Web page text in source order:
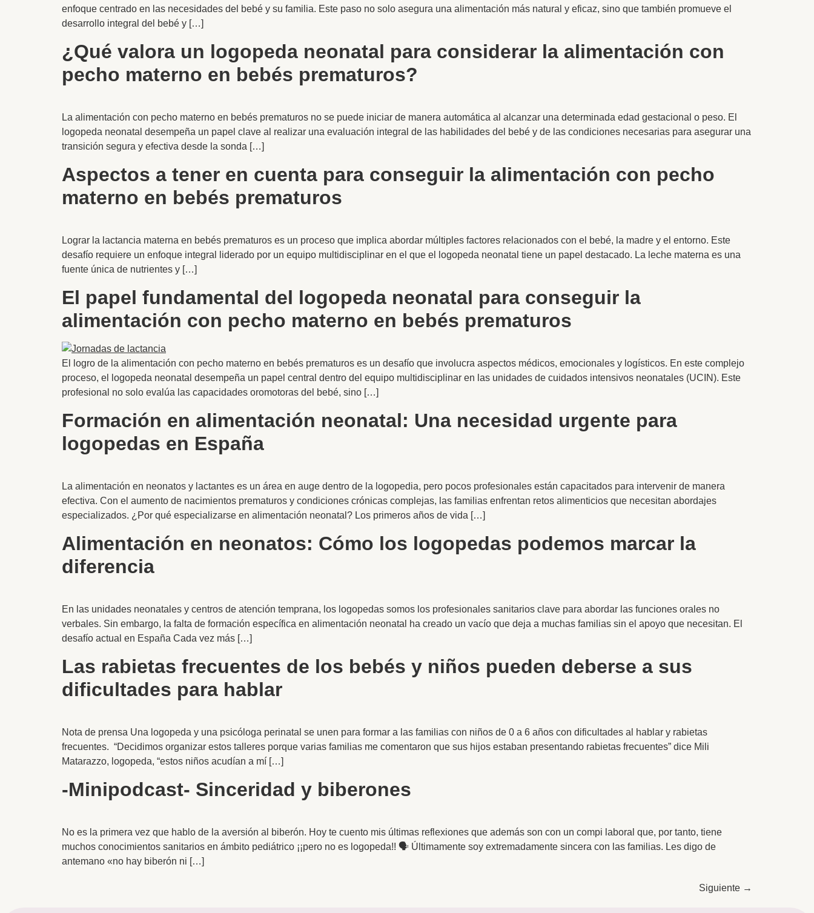
enfoque centrado en las necesidades del bebé y su familia. Este paso no solo asegura una alimentación más natural y eficaz, sino que también promueve el
desarrollo integral del bebé y […]
¿Qué valora un logopeda neonatal para considerar la alimentación con
pecho materno en bebés prematuros?
La alimentación con pecho materno en bebés prematuros no se puede iniciar de manera automática al alcanzar una determinada edad gestacional o peso. El
logopeda neonatal desempeña un papel clave al realizar una evaluación integral de las habilidades del bebé y de las condiciones necesarias para asegurar una
transición segura y efectiva desde la sonda […]
Aspectos a tener en cuenta para conseguir la alimentación con pecho
materno en bebés prematuros
Lograr la lactancia materna en bebés prematuros es un proceso que implica abordar múltiples factores relacionados con el bebé, la madre y el entorno. Este
desafío requiere un enfoque integral liderado por un equipo multidisciplinar en el que el logopeda neonatal tiene un papel destacado. La leche materna es una
fuente única de nutrientes y […]
El papel fundamental del logopeda neonatal para conseguir la
alimentación con pecho materno en bebés prematuros
El logro de la alimentación con pecho materno en bebés prematuros es un desafío que involucra aspectos médicos, emocionales y logísticos. En este complejo
proceso, el logopeda neonatal desempeña un papel central dentro del equipo multidisciplinar en las unidades de cuidados intensivos neonatales (UCIN). Este
profesional no solo evalúa las capacidades oromotoras del bebé, sino […]
Formación en alimentación neonatal: Una necesidad urgente para
logopedas en España
La alimentación en neonatos y lactantes es un área en auge dentro de la logopedia, pero pocos profesionales están capacitados para intervenir de manera
efectiva. Con el aumento de nacimientos prematuros y condiciones crónicas complejas, las familias enfrentan retos alimenticios que necesitan abordajes
especializados. ¿Por qué especializarse en alimentación neonatal? Los primeros años de vida […]
Alimentación en neonatos: Cómo los logopedas podemos marcar la
diferencia
En las unidades neonatales y centros de atención temprana, los logopedas somos los profesionales sanitarios clave para abordar las funciones orales no
verbales. Sin embargo, la falta de formación específica en alimentación neonatal ha creado un vacío que deja a muchas familias sin el apoyo que necesitan. El
desafío actual en España Cada vez más […]
Las rabietas frecuentes de los bebés y niños pueden deberse a sus
dificultades para hablar
Nota de prensa Una logopeda y una psicóloga perinatal se unen para formar a las familias con niños de 0 a 6 años con dificultades al hablar y rabietas
frecuentes. “Decidimos organizar estos talleres porque varias familias me comentaron que sus hijos estaban presentando rabietas frecuentes” dice Mili
Matarazzo, logopeda, “estos niños acudían a mí […]
-Minipodcast- Sinceridad y biberones
No es la primera vez que hablo de la aversión al biberón. Hoy te cuento mis últimas reflexiones que además son con un compi laboral que, por tanto, tiene
muchos conocimientos sanitarios en ámbito pediátrico ¡¡pero no es logopeda!! 🗣️ Últimamente soy extremadamente sincera con las familias. Les digo de
antemano «no hay biberón ni […]
Siguiente →